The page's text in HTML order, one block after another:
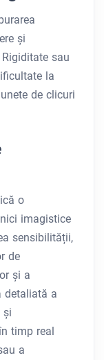
și
sau
la
de clicuri
o
imagistice
sensibilității,
de
și a
detaliată a
și
timp real
a